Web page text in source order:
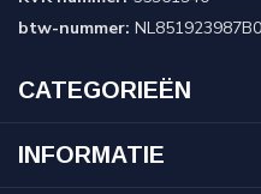
btw-nummer:
CATEGORIEËN
INFORMATIE